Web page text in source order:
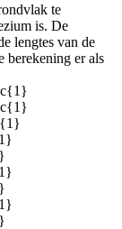
te
is. De
lengtes van de
berekening er als